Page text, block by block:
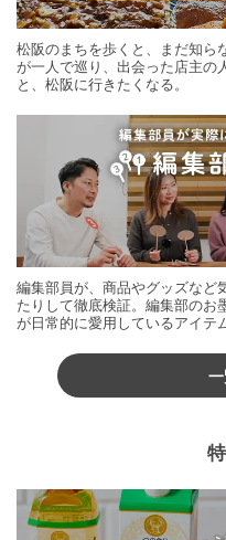
松阪のまちを歩くと、まだ知ら
が一人で巡り、出会った店主の
と、松阪に行きたくなる。
編集部員が、商品やグッズなど
たりして徹底検証。編集部のお
が日常的に愛用しているアイテ